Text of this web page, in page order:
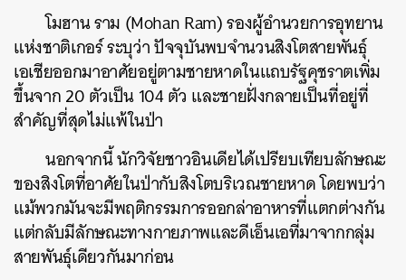
โมฮาน ราม (Mohan Ram) รองผู้อำนวยการอุทยาน
แห่งชาติเกอร์ ระบุว่า ปัจจุบันพบจำนวนสิงโตสายพันธุ์
เอเชียออกมาอาศัยอยู่ตามชายหาดในแถบรัฐคุชราตเพิ่ม
ขึ้นจาก 20 ตัวเป็น 104 ตัว และชายฝั่งกลายเป็นที่อยู่ที่
สำคัญที่สุดไม่แพ้ในป่า
นอกจากนี้ นักวิจัยชาวอินเดียได้เปรียบเทียบลักษณะ
ของสิงโตที่อาศัยในป่ากับสิงโตบริเวณชายหาด โดยพบว่า
แม้พวกมันจะมีพฤติกรรมการออกล่าอาหารที่แตกต่างกัน
แต่กลับมีลักษณะทางกายภาพและดีเอ็นเอที่มาจากกลุ่ม
สายพันธุ์เดียวกันมาก่อน